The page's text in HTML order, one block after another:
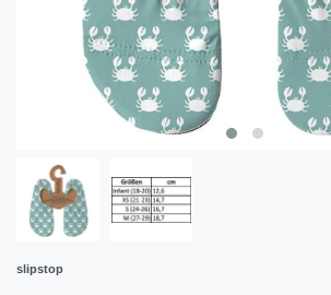
slipstop